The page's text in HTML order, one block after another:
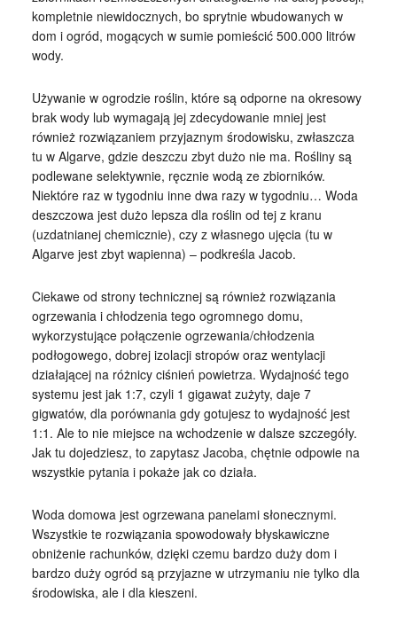
kompletnie niewidocznych, bo sprytnie wbudowanych w
dom i ogród, mogących w sumie pomieścić 500.000 litrów
wody.
Używanie w ogrodzie roślin, które są odporne na okresowy
brak wody lub wymagają jej zdecydowanie mniej jest
również rozwiązaniem przyjaznym środowisku, zwłaszcza
tu w Algarve, gdzie deszczu zbyt dużo nie ma. Rośliny są
podlewane selektywnie, ręcznie wodą ze zbiorników.
Niektóre raz w tygodniu inne dwa razy w tygodniu… Woda
deszczowa jest dużo lepsza dla roślin od tej z kranu
(uzdatnianej chemicznie), czy z własnego ujęcia (tu w
Algarve jest zbyt wapienna) – podkreśla Jacob.
Ciekawe od strony technicznej są również rozwiązania
ogrzewania i chłodzenia tego ogromnego domu,
wykorzystujące połączenie ogrzewania/chłodzenia
podłogowego, dobrej izolacji stropów oraz wentylacji
działającej na różnicy ciśnień powietrza. Wydajność tego
systemu jest jak 1:7, czyli 1 gigawat zużyty, daje 7
gigwatów, dla porównania gdy gotujesz to wydajność jest
1:1. Ale to nie miejsce na wchodzenie w dalsze szczegóły.
Jak tu dojedziesz, to zapytasz Jacoba, chętnie odpowie na
wszystkie pytania i pokaże jak co działa.
Woda domowa jest ogrzewana panelami słonecznymi.
Wszystkie te rozwiązania spowodowały błyskawiczne
obniżenie rachunków, dzięki czemu bardzo duży dom i
bardzo duży ogród są przyjazne w utrzymaniu nie tylko dla
środowiska, ale i dla kieszeni.